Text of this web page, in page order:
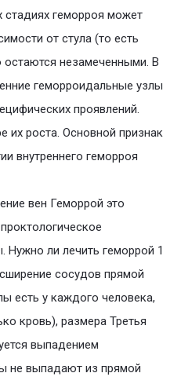
геморроя может
от стула (то есть
незамеченными. В
геморроидальные узлы
проявлений.
роста. Основной признак
внутреннего геморроя
вен Геморрой это
Нужно ли лечить геморрой 1
сосудов прямой
есть у каждого человека,
кровь), размера Третья
выпадением
не выпадают из прямой